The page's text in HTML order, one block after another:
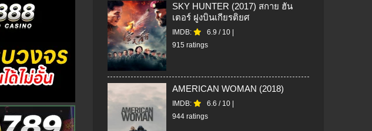
SKY HUNTER (2017) สกาย ฮัน
เตอร์ ฝูงบินเกียรติยศ
IMDB: 6.9 / 10
915 ratings
AMERICAN WOMAN (2018)
IMDB: 6.6 / 10
944 ratings